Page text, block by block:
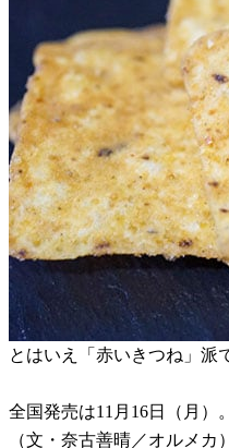
とはいえ「赤いきつね」派
全国発売は11月16日（月）
（文・奈古善晴／オルメカ）